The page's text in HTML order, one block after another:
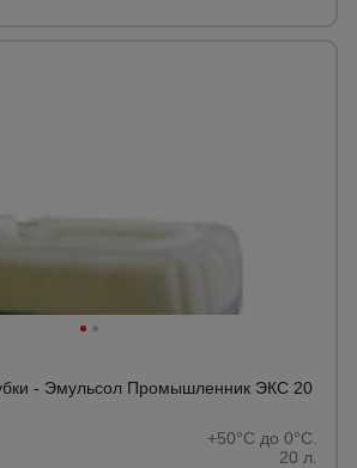
- Эмульсол Промышленник ЭКС 20
+50°C до 0°C.
20 л.